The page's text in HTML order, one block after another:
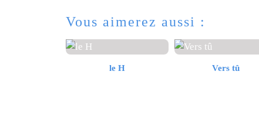
Vous aimerez aussi :
le H Vers tû